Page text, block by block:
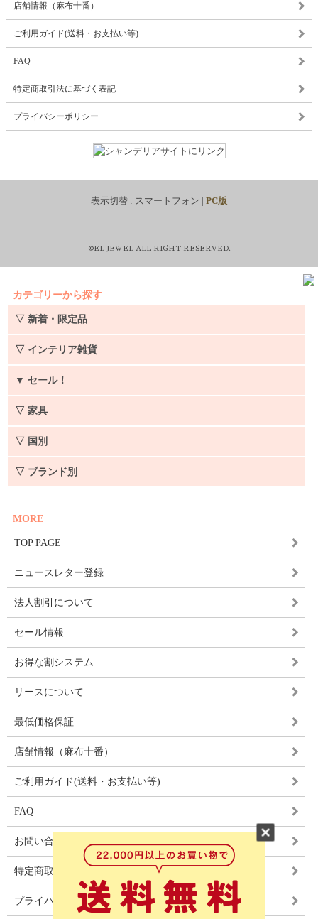
店舗情報（麻布十番）
ご利用ガイド(送料・お支払い等)
FAQ
特定商取引法に基づく表記
プライバシーポリシー
表示切替 : スマートフォン | PC版
©EL JEWEL ALL RIGHT RESERVED.
カテゴリーから探す
▽ 新着・限定品
▽ インテリア雑貨
▼ セール！
▽ 家具
▽ 国別
▽ ブランド別
MORE
TOP PAGE
ニュースレター登録
法人割引について
セール情報
お得な割システム
リースについて
最低価格保証
店舗情報（麻布十番）
ご利用ガイド(送料・お支払い等)
FAQ
お問い合わせ
特定商取引法に基づく表記
プライバシーポリシー